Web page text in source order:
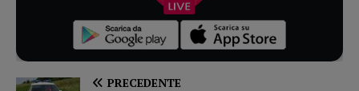
PRECEDENTE